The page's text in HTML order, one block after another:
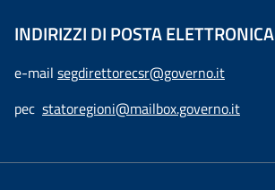
INDIRIZZI DI POSTA ELETTRONICA
e-mail segdirettorecsr@governo.it
pec statoregioni@mailbox.governo.it